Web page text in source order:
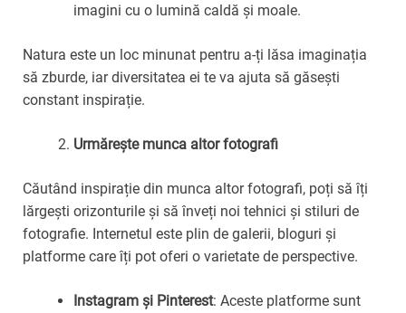
imagini cu o lumină caldă și moale.
Natura este un loc minunat pentru a-ți lăsa imaginația
să zburde, iar diversitatea ei te va ajuta să găsești
constant inspirație.
Urmărește munca altor fotografi
Căutând inspirație din munca altor fotografi, poți să îți
lărgești orizonturile și să înveți noi tehnici și stiluri de
fotografie. Internetul este plin de galerii, bloguri și
platforme care îți pot oferi o varietate de perspective.
Instagram și Pinterest: Aceste platforme sunt